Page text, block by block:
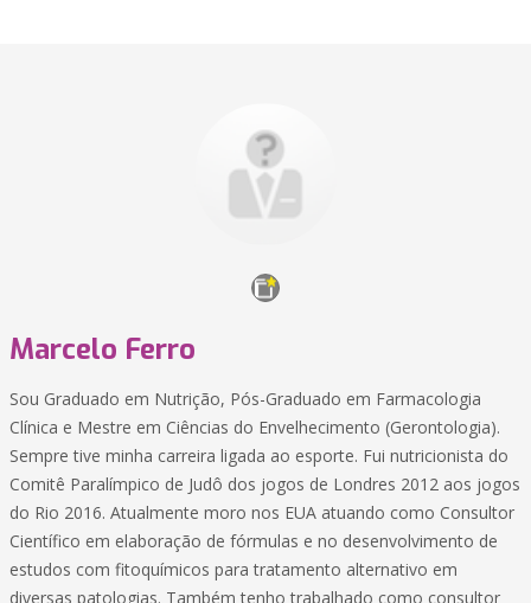
Marcelo Ferro
Sou Graduado em Nutrição, Pós-Graduado em Farmacologia
Clínica e Mestre em Ciências do Envelhecimento (Gerontologia).
Sempre tive minha carreira ligada ao esporte. Fui nutricionista do
Comitê Paralímpico de Judô dos jogos de Londres 2012 aos jogos
do Rio 2016. Atualmente moro nos EUA atuando como Consultor
Científico em elaboração de fórmulas e no desenvolvimento de
estudos com fitoquímicos para tratamento alternativo em
diversas patologias. Também tenho trabalhado como consultor